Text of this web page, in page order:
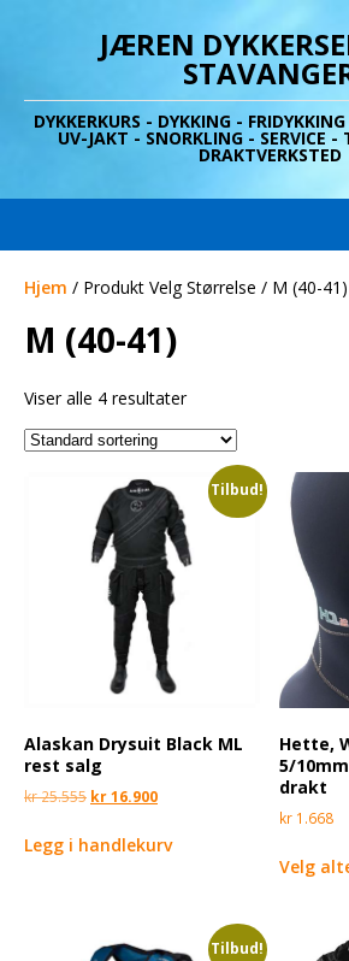
JÆREN
DYKKERKURS - DYKKING -
UV-JAKT - SNORKLING - SERVICE -
DRAKTVERKSTED
Hjem / Produkt Velg Størrelse / M (40-41)
M (40-41)
Viser alle 4 resultater
Tilbud!
Alaskan Drysuit Black ML
rest salg
kr25.555 kr16.900
Legg i handlekurv
Hette,
5/
drakt
kr 1.668
Velg
Tilbud!